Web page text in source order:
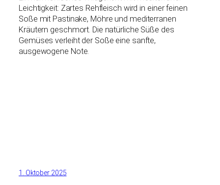
Leichtigkeit: Zartes Rehfleisch wird in einer feinen
Soße mit Pastinake, Möhre und mediterranen
Kräutern geschmort. Die natürliche Süße des
Gemüses verleiht der Soße eine sanfte,
ausgewogene Note.
1. Oktober 2025